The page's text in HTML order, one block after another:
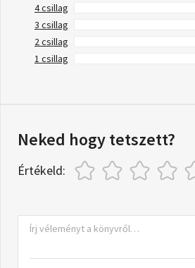
4 csillag
3 csillag
2 csillag
1 csillag
Neked hogy tetszett?
Értékeld: